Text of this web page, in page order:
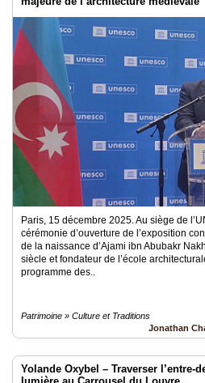
Paris, 15 décembre 2025. Au siège de
cérémonie d’ouverture de l’exposition
de la naissance d’Ajami ibn Abubakr
siècle et fondateur de l’école
programme des..
Patrimoine » Culture et Traditions
Jonathan
Yolande Oxybel – Traverser l’entre-